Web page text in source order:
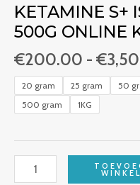
KETAMINE S+
500G ONLINE
€200.00 - €
20 gram 25 gram 50
500 gram
1KG